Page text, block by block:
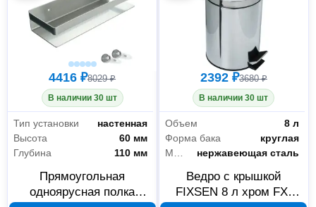
4416 ₽8029 ₽
В наличии 30 шт
Тип установки
настенная
Высота
60 мм
Глубина
110 мм
Прямоугольная
одноярусная полка
2392 ₽3680 ₽
В наличии 30 шт
Объем
8 л
Форма бака
круглая
нержавеющая сталь
Ведро с крышкой
FIXSEN 8 л хром FX-